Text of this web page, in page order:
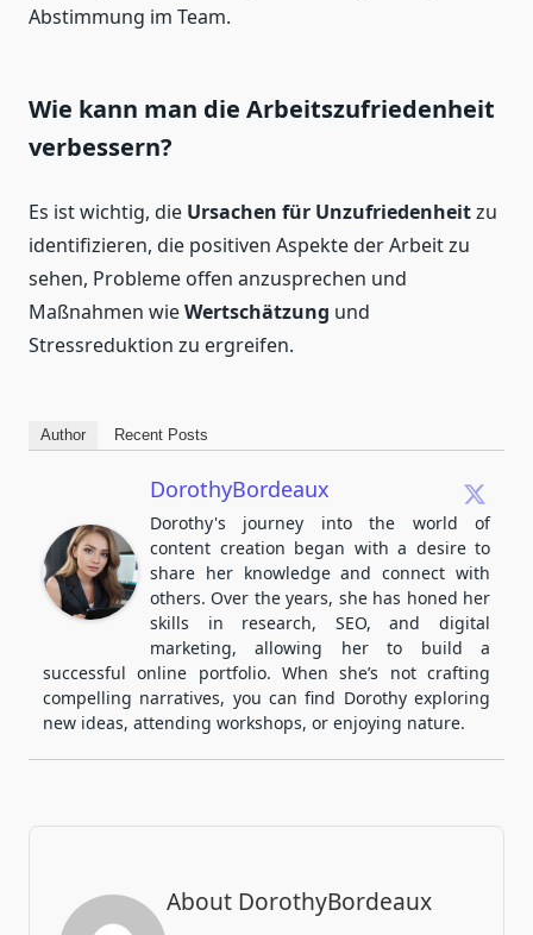
Abstimmung im Team.
Wie kann man die Arbeitszufriedenheit
verbessern?
Es ist wichtig, die Ursachen für Unzufriedenheitzu
identifizieren, die positiven Aspekte der Arbeit zu
sehen, Probleme offen anzusprechen und
Maßnahmen wieWertschätzung und
Stressreduktion zu ergreifen.
Author Recent Posts
DorothyBordeaux
Dorothy's journey into the world of
content creation began with a desire to
share her knowledge and connect with
others. Over the years, she has honed her
skills in research, SEO, and digital
marketing, allowing her to build a
successful online portfolio. When she’s not crafting
compelling narratives, you can find Dorothy exploring
new ideas, attending workshops, or enjoying nature.
About DorothyBordeaux